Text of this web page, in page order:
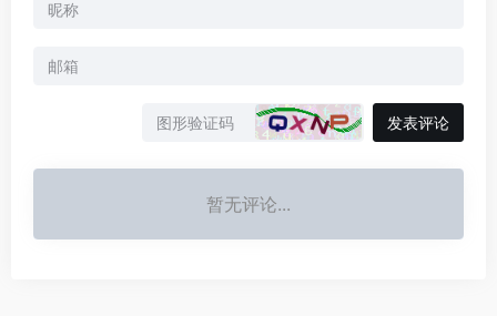
发表评论
暂无评论...